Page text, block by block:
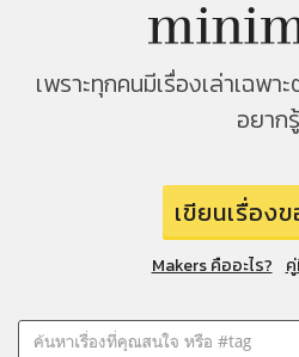
เพราะทุกคนมีเรื่องเล่าเฉพา
อยากรู้
เขียนเรื่อง
Makers คืออะไร?